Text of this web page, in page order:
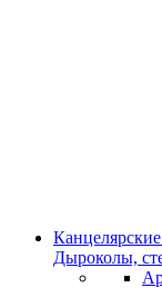
Дыроколы,